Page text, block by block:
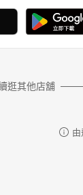
逛其他店舖